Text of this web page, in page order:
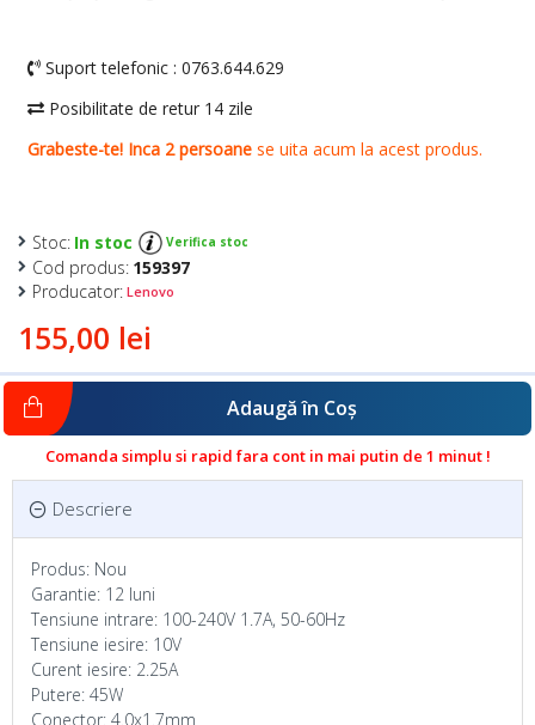
155,00 lei
Stoc: In stoc Verifica stoc
Cod produs: 159397
Producator: Lenovo
Adaugă în Coş
Comanda simplu si rapid fara cont in mai putin de 1 minut !
Descriere
Produs: Nou
Garantie: 12 luni
Tensiune intrare: 100-240V 1.7A, 50-60Hz
Tensiune iesire: 10V
Curent iesire: 2.25A
Putere: 45W
Conector: 4.0x1.7mm